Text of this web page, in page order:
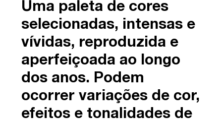
Uma paleta de cores
selecionadas, intensas e
vívidas, reproduzida e
aperfeiçoada ao longo
dos anos. Podem
ocorrer variações de cor,
efeitos e tonalidades de